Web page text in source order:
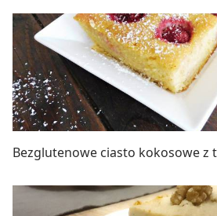
Bezglutenowe ciasto kokosowe z